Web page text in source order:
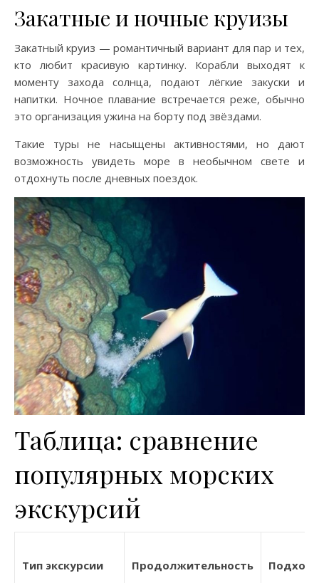
Закатные и ночные круизы
Закатный круиз — романтичный вариант для пар и тех,
кто любит красивую картинку. Корабли выходят к
моменту захода солнца, подают лёгкие закуски и
напитки. Ночное плавание встречается реже, обычно
это организация ужина на борту под звёздами.
Такие туры не насыщены активностями, но дают
возможность увидеть море в необычном свете и
отдохнуть после дневных поездок.
Таблица: сравнение
популярных морских
экскурсий
Тип экскурсии Продолжительность